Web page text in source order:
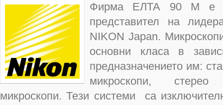
Фирма ЕЛТА 90 М е
представител на
NIKON Japan.
основни класа в
предназначението им:
микроскопи, стерео
микроскопи. Тези системи са